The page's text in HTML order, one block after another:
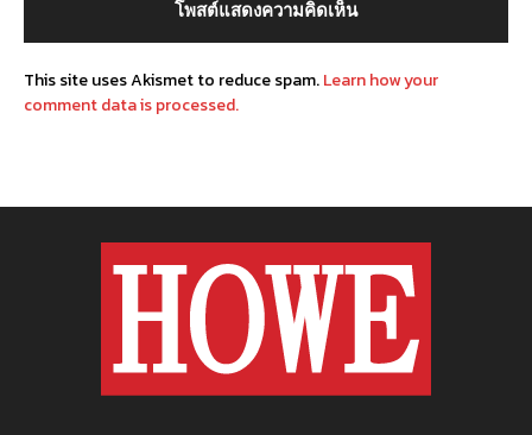
This site uses Akismet to reduce spam.Learn how your
comment data is processed.